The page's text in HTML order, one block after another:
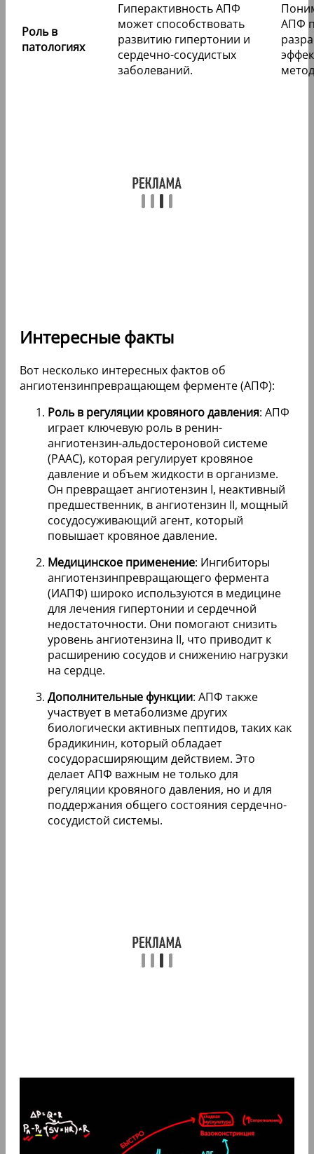
Роль в
патологиях
Гиперактивность АПФ
может способствовать
развитию гипертонии и
сердечно-сосудистых
заболеваний.
АПФ
Интересные факты
Вот несколько интересных фактов об
ангиотензинпревращающем ферменте (АПФ):
Роль в регуляции кровяного давления: АПФ
играет ключевую роль в ренин-
ангиотензин-альдостероновой системе
(РААС), которая регулирует кровяное
давление и объем жидкости в организме.
Он превращает ангиотензин I, неактивный
предшественник, в ангиотензин II, мощный
сосудосуживающий агент, который
повышает кровяное давление.
Медицинское применение: Ингибиторы
ангиотензинпревращающего фермента
(ИАПФ) широко используются в медицине
для лечения гипертонии и сердечной
недостаточности. Они помогают снизить
уровень ангиотензина II, что приводит к
расширению сосудов и снижению нагрузки
на сердце.
Дополнительные функции: АПФ также
участвует в метаболизме других
биологически активных пептидов, таких как
брадикинин, который обладает
сосудорасширяющим действием. Это
делает АПФ важным не только для
регуляции кровяного давления, но и для
поддержания общего состояния сердечно-
сосудистой системы.